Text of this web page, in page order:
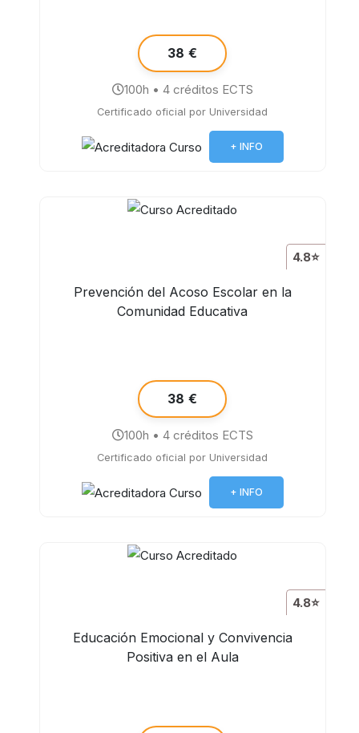
38 €
100h • 4 créditos ECTS
Certificado oficial por Universidad
+ INFO
4.8⭐
Prevención del Acoso Escolar en la
Comunidad Educativa
38 €
100h • 4 créditos ECTS
Certificado oficial por Universidad
+ INFO
4.8⭐
Educación Emocional y Convivencia
Positiva en el Aula